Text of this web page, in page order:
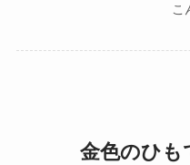
こ
金色のひも